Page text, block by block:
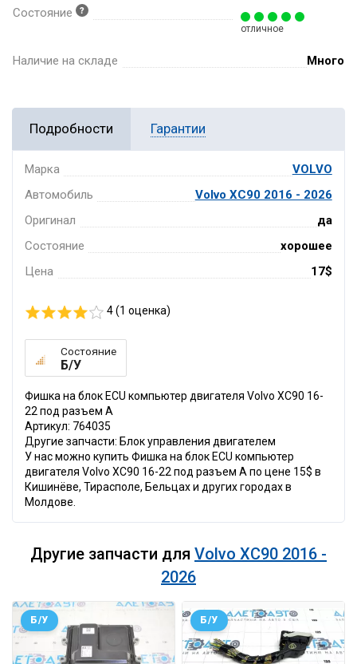
Состояние
отличное
Наличие на складе Много
Подробности Гарантии
Марка
VOLVO
Автомобиль
Volvo XC90 2016 - 2026
Оригинал
да
Состояние
хорошее
Цена
17$
4 (1 оценка)
Состояние
Б/У
Фишка на блок ECU компьютер двигателя Volvo XC90 16-
22 под разъем A
Артикул: 764035
Другие запчасти: Блок управления двигателем
У нас можно купить Фишка на блок ECU компьютер
двигателя Volvo XC90 16-22 под разъем A по цене 15$ в
Кишинёве, Тирасполе, Бельцах и других городах в
Молдове.
Другие запчасти для Volvo XC90 2016 -
2026
Б/У Б/У